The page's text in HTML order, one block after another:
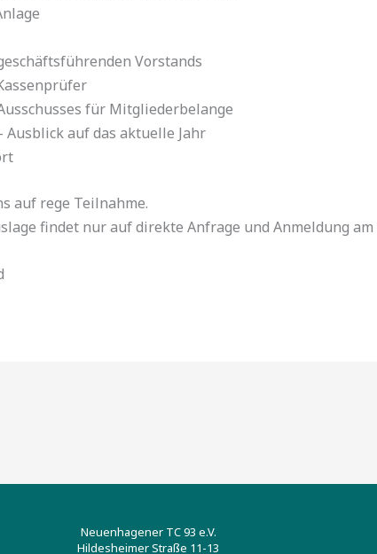
Vorstands
für Mitgliederbelange
Ausblick auf das aktuelle Jahr
auf rege Teilnahme.
findet nur auf direkte Anfrage und Anmeldung am
Neuenhagener TC 93 e.V.
Hildesheimer Straße 11-13